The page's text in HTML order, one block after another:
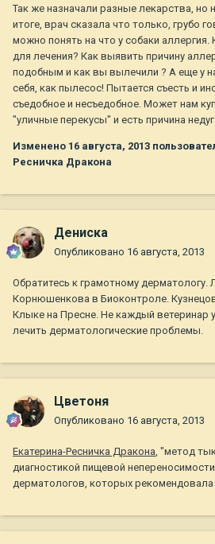
Так же назначали разные лекарства, но
итоге, врач сказала что только, грубо
можно понять на что у собаки
для лечения? Как выявить причину
подобным и как вы вылечили ? А еще у
себя, как пылесос! Пытается съесть и
съедобное и несъедобное. Может нам
"уличные перекусы" и есть причина
Изменено 16 августа, 2013
Ресничка Дракона
Дениска
Опубликовано 16 августа, 2013
Обратитесь к грамотному дерматологу.
Корнюшенкова в Биоконтроле.
Клыке на Пресне. Не каждый ветеринар
лечить дерматологические проблемы.
Цветоня
Опубликовано 16 августа, 2013
Екатерина-Ресничка Дракона, "метод
диагностикой пищевой
дерматологов, которых рекомендовала